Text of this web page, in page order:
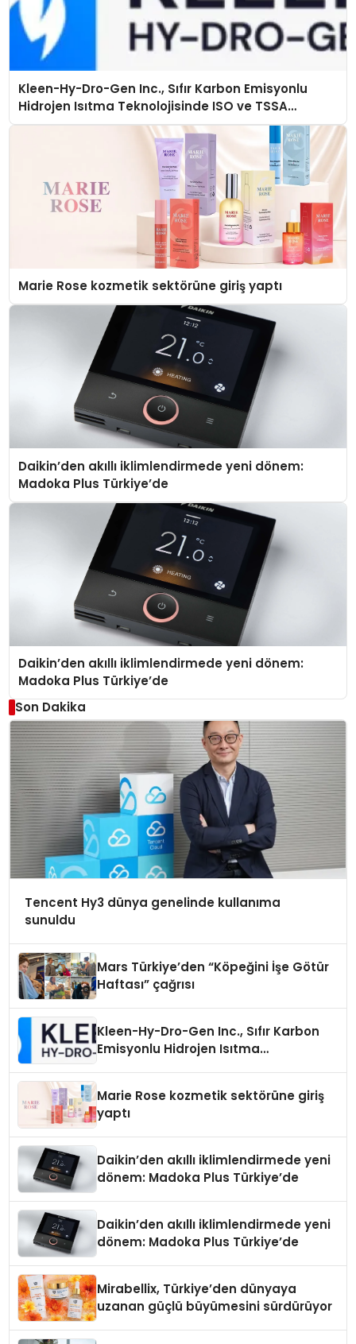
Kleen-Hy-Dro-Gen Inc., Sıfır Karbon Emisyonlu
Hidrojen Isıtma Teknolojisinde ISO ve TSSA
Düzenleyici Onaylarını Aldı
Marie Rose kozmetik sektörüne giriş yaptı
Daikin’den akıllı iklimlendirmede yeni dönem:
Madoka Plus Türkiye’de
Daikin’den akıllı iklimlendirmede yeni dönem:
Madoka Plus Türkiye’de
Son Dakika
Tencent Hy3 dünya genelinde kullanıma
sunuldu
Mars Türkiye’den “Köpeğini İşe Götür
Haftası” çağrısı
Kleen-Hy-Dro-Gen Inc., Sıfır Karbon
Emisyonlu Hidrojen Isıtma
Marie Rose kozmetik sektörüne giriş
yaptı
Daikin’den akıllı iklimlendirmede yeni
dönem: Madoka Plus Türkiye’de
Daikin’den akıllı iklimlendirmede yeni
dönem: Madoka Plus Türkiye’de
Mirabellix, Türkiye’den dünyaya
uzanan güçlü büyümesini sürdürüyor